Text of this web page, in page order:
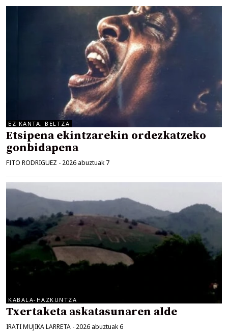
EZ KANTA, BELTZA
Etsipena ekintzarekin ordezkatzeko
gonbidapena
FITO RODRIGUEZ - 2026 abuztuak 7
KABALA-HAZKUNTZA
Txertaketa askatasunaren alde
IRATI MUJIKA LARRETA - 2026 abuztuak 6